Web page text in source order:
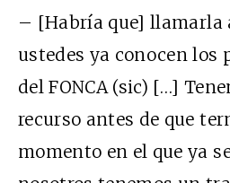
– [Habría que] llamarla
ustedes ya conocen los
del FONCA (sic) […]
recurso antes de que
momento en el que ya